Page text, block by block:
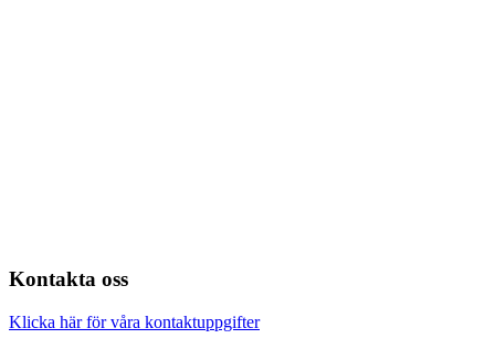
Kontakta oss
Klicka här för våra kontaktuppgifter